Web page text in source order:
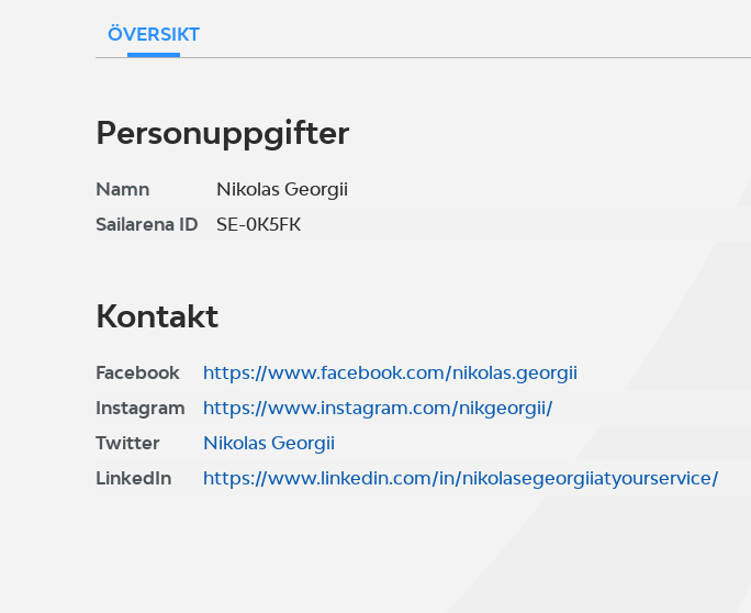
ÖVERSIKT
Personuppgifter
Namn
Nikolas Georgii
Sailarena ID
SE-0K5FK
Kontakt
Facebook
https://www.facebook.com/nikolas.georgii
Instagram
https://www.instagram.com/nikgeorgii/
Twitter
Nikolas Georgii
LinkedIn
https://www.linkedin.com/in/nikolasegeorgiiatyourservice/